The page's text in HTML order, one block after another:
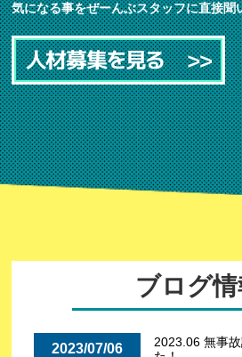
気になる事をぜーんぶスタッフに直接聞
ブログ情
2023/07/06
2023.06 無事